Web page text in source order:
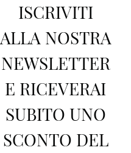
ISCRIVITI
ALLA NOSTRA
NEWSLETTER
E RICEVERAI
SUBITO UNO
SCONTO DEL